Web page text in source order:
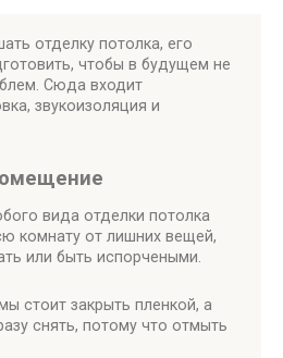
отделку потолка, его
чтобы в будущем не
Сюда входит
звукоизоляция и
вида отделки потолка
комнату от лишних вещей,
или быть испорчеными.
стоит закрыть пленкой, а
снять, потому что отмыть